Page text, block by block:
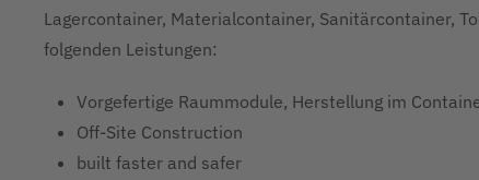
Lagercontainer, Materialcontainer, Sanitärcontainer,
folgenden Leistungen:
Vorgefertige Raummodule, Herstellung im
Off-Site Construction
built faster and safer